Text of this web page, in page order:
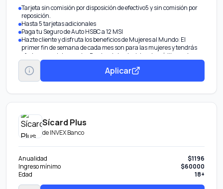
Tarjeta sin comisión por disposición de efectivo5 y sin comisión por
reposición.
Hasta 5 tarjetas adicionales
Paga tu Seguro de Auto HSBC a 12 MSI
Hazte cliente y disfruta los beneficios de Mujeres al Mundo: El
primer fin de semana de cada mes son para las mujeres y tendrás
ofertas especiales con los Puntos de tus tarjetas de crédito en el
Programa Más HSBC. Además, obtén 45% de descuento en el
diplomado Mujeres al Mundo de la Anáhuac.
Aplicar
Sícard Plus
deINVEX Banco
Anualidad
$1196
Ingreso mínimo
$60000
Edad
18+